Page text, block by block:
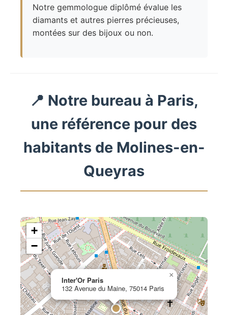
Notre gemmologue diplômé évalue les
diamants et autres pierres précieuses,
montées sur des bijoux ou non.
📍 Notre bureau à Paris,
une référence pour des
habitants de Molines-en-
Queyras
Inter'Or Paris
132 Avenue du Maine, 75014 Paris
×
+
−